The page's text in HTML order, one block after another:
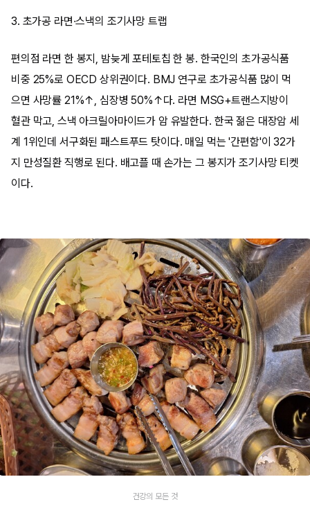
3. 초가공 라면·스낵의 조기사망 트랩
편의점 라면 한 봉지, 밤늦게 포테토칩 한 봉. 한국인의 초가공식품
비중 25%로 OECD 상위권이다. BMJ 연구로 초가공식품 많이 먹
으면 사망률 21%↑, 심장병 50%↑다. 라면 MSG+트랜스지방이
혈관 막고, 스낵 아크릴아마이드가 암 유발한다. 한국 젊은 대장암 세
계 1위인데 서구화된 패스트푸드 탓이다. 매일 먹는 '간편함'이 32가
지 만성질환 직행로 된다. 배고플 때 손가는 그 봉지가 조기사망 티켓
이다.
건강의 모든 것